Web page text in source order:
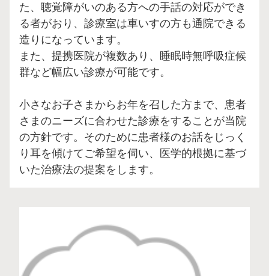
た、聴覚障がいのある方への手話の対応ができ
る者がおり、診療室は車いすの方も通院できる
造りになっています。
また、提携医院が複数あり、睡眠時無呼吸症候
群など幅広い診療が可能です。
小さなお子さまからお年を召した方まで、患者
さまのニーズに合わせた診療をすることが当院
の方針です。そのために患者様のお話をじっく
り耳を傾けてご希望を伺い、医学的根拠に基づ
いた治療法の提案をします。